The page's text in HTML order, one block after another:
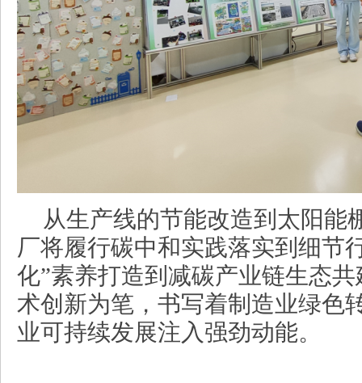
从生产线的节能改造到太阳能
厂将履行碳中和实践落实到细节
化”素养打造到减碳产业链生态
术创新为笔，书写着制造业绿色
业可持续发展注入强劲动能。